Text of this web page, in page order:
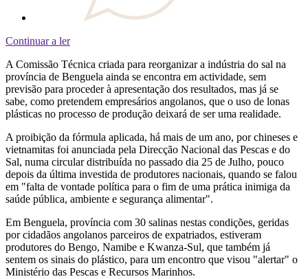
Continuar a ler
A Comissão Técnica criada para reorganizar a indústria do sal na
província de Benguela ainda se encontra em actividade, sem
previsão para proceder à apresentação dos resultados, mas já se
sabe, como pretendem empresários angolanos, que o uso de lonas
plásticas no processo de produção deixará de ser uma realidade.
A proibição da fórmula aplicada, há mais de um ano, por chineses e
vietnamitas foi anunciada pela Direcção Nacional das Pescas e do
Sal, numa circular distribuída no passado dia 25 de Julho, pouco
depois da última investida de produtores nacionais, quando se falou
em "falta de vontade política para o fim de uma prática inimiga da
saúde pública, ambiente e segurança alimentar".
Em Benguela, província com 30 salinas nestas condições, geridas
por cidadãos angolanos parceiros de expatriados, estiveram
produtores do Bengo, Namibe e Kwanza-Sul, que também já
sentem os sinais do plástico, para um encontro que visou "alertar" o
Ministério das Pescas e Recursos Marinhos.